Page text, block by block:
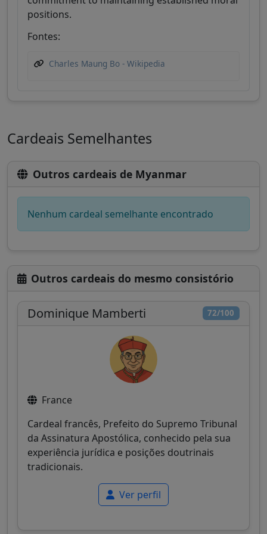
positions.
Fontes:
Charles Maung Bo - Wikipedia
Cardeais Semelhantes
Outros cardeais de Myanmar
Nenhum cardeal semelhante encontrado
Outros cardeais do mesmo consistório
72/100
Dominique Mamberti
France
Cardeal francês, Prefeito do Supremo Tribunal
da Assinatura Apostólica, conhecido pela sua
experiência jurídica e posições doutrinais
tradicionais.
Ver perfil